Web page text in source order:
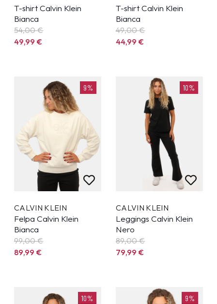
T-shirt Calvin Klein
Bianca
54,00 €
49,99€
T-shirt Calvin Klein
Bianca
49,00 €
44,99€
9%
CALVIN KLEIN
Felpa Calvin Klein
Bianca
99,00 €
89,99€
10%
CALVIN KLEIN
Leggings Calvin Klein
Nero
89,00 €
79,99€
10% 9%